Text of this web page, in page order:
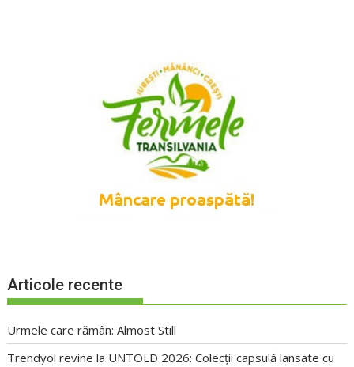
Articole recente
Urmele care rămân: Almost Still
Trendyol revine la UNTOLD 2026: Colecții capsulă lansate cu